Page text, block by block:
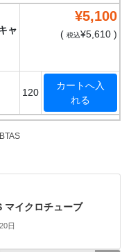
ャ
¥5,100
( 税込¥5,610 )
120
マイクロチューブ
日